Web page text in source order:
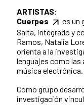
ARTISTAS:
Cuerpes
es un
Salta, integrado y
Ramos, Natalia
orienta a la
lenguajes como las
música electrónica.
Como grupo
investigación